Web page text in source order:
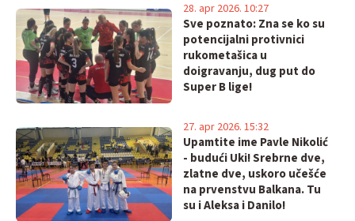
Sve poznato: Zna se ko su
potencijalni protivnici
rukometašica u
doigravanju, dug put do
Super B lige!
28. apr 2026. 10:27
Upamtite ime Pavle Nikolić
- budući Uki! Srebrne dve,
zlatne dve, uskoro učešće
na prvenstvu Balkana. Tu
su i Aleksa i Danilo!
27. apr 2026. 15:32